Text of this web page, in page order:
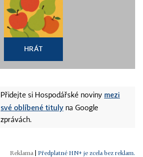
HRÁT
Přidejte si Hospodářské noviny mezi
své oblíbené tituly na Google
zprávách.
Předplatné HN+ je zcela bez reklam.